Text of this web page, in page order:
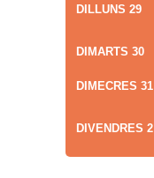
DILLUNS 29
DIMARTS 30
DIMECRES 31
DIVENDRES 2